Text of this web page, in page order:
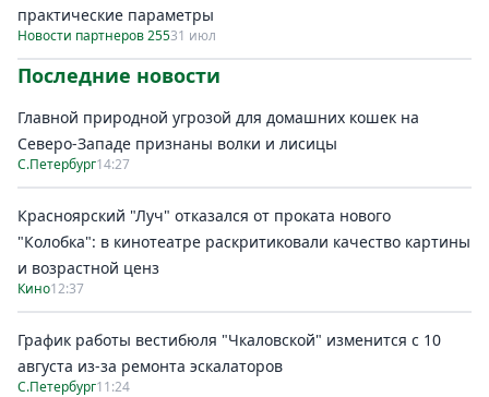
практические параметры
Новости партнеров 25531 июл
Последние новости
Главной природной угрозой для домашних кошек на
Северо-Западе признаны волки и лисицы
С.Петербург14:27
Красноярский "Луч" отказался от проката нового
"Колобка": в кинотеатре раскритиковали качество картины
и возрастной ценз
Кино12:37
График работы вестибюля "Чкаловской" изменится с 10
августа из-за ремонта эскалаторов
С.Петербург11:24